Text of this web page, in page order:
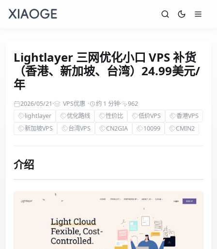
Lightlayer 三网优化小口 VPS 补货
（香港、新加坡、台湾）24.99美元/
年
2026/05/21· VPS优惠 · 约 1 分钟·
962
lightlayer
优化路线 性价比 低价VPS
香港VPS
新加坡VPS
台湾VPS CN2GIA 10099 CMIN2
介绍